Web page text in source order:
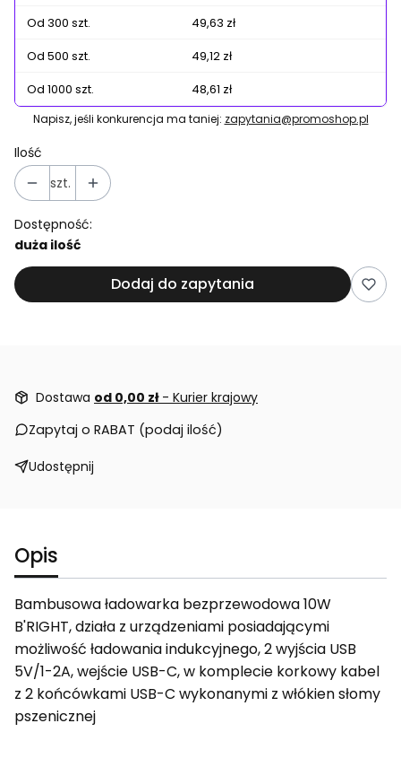
Od 300 szt.
49,63 zł
Od 500 szt.
49,12 zł
Od 1000 szt.
48,61 zł
Napisz, jeśli konkurencja ma taniej: zapytania@promoshop.pl
Ilość
szt.
Dostępność:
duża ilość
Dodaj do zapytania
Dostawa od 0,00 zł - Kurier krajowy
Zapytaj o RABAT (podaj ilość)
Udostępnij
Opis
Bambusowa ładowarka bezprzewodowa 10W
B'RIGHT, działa z urządzeniami posiadającymi
możliwość ładowania indukcyjnego, 2 wyjścia USB
5V/1-2A, wejście USB-C, w komplecie korkowy kabel
z 2 końcówkami USB-C wykonanymi z włókien słomy
pszenicznej